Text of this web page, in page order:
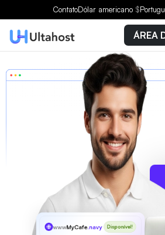
ContatoDólar americano $
ÁREA
wwwMyCafe.navy Disponível!